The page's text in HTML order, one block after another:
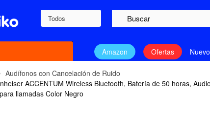
Todos
Amazon Ofertas
Audífonos con Cancelación de Ruido
ACCENTUM Wireless Bluetooth, Batería de 50 horas,
llamadas Color Negro